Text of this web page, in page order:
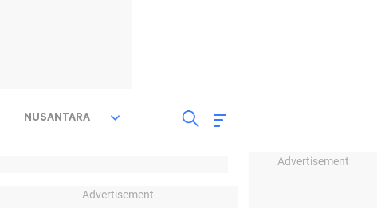
Advertisement
NUSANTARA
Advertisement